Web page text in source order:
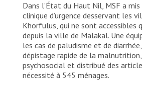
Dans l’État du Haut Nil, MSF a mis
clinique d’urgence desservant les
Khorfulus, qui ne sont accessibles
depuis la ville de Malakal. Une
les cas de paludisme et de
dépistage rapide de la
psychosocial et distribué des
nécessité à 545 ménages.
MSF/Tetiana Gaviuk Yoel,
récupère après une
à l’hôpital MSF du site de
civils de Bentiu. Son père lui a
en le transportant à la
Leer, dans l’État de l’Unité,
des eaux à hauteur de
deux heures.